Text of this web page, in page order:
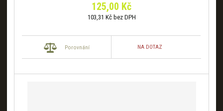
125,00 Kč
103,31 Kč bez DPH
Porovnání NA DOTAZ